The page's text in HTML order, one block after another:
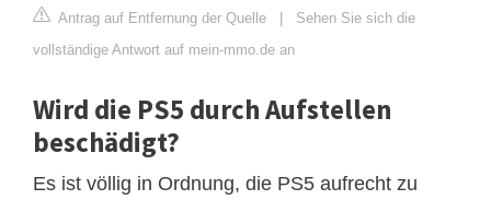
Antrag auf Entfernung der Quelle | Sehen Sie sich die
vollständige Antwort auf mein-mmo.de an
Wird die PS5 durch Aufstellen
beschädigt?
Es ist völlig in Ordnung, die PS5 aufrecht zu